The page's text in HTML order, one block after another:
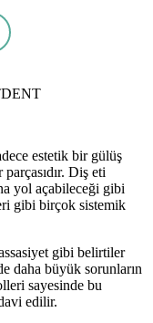
estetik bir gülüş
Diş eti
yol açabileceği gibi
gibi birçok sistemik
gibi belirtiler
daha büyük sorunların
sayesinde bu
edilir.